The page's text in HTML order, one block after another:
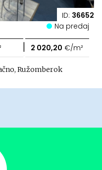
ID: 36652
Na predaj
| 2 020,20 €/m²
Ružomberok